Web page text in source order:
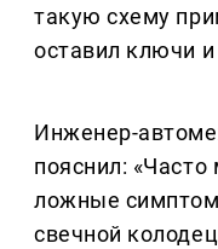
такую схему
оставил ключи
Инженер-
пояснил:
ложные
свечной